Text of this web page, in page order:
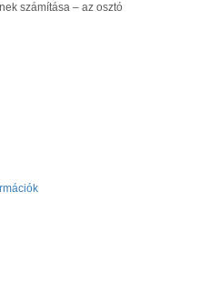
számítása – az osztó